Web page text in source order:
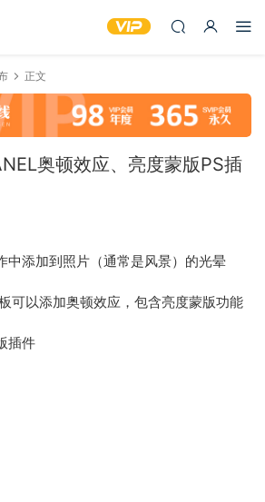
正文
奥顿效应、亮度蒙版PS插
中添加到照片（通常是风景）的光晕
可以添加奥顿效应，包含亮度蒙版功能
插件